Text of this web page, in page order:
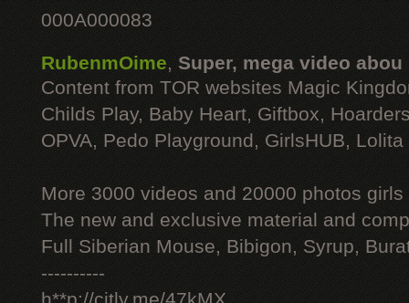
000A000083
RubenmOime, Super, mega video abou
Content from TOR websites Magic
Childs Play, Baby Heart, Giftbox,
OPVA, Pedo Playground, GirlsHUB, Lolita
More 3000 videos and 20000 photos
The new and exclusive material and
Full Siberian Mouse, Bibigon, Syrup,
----------